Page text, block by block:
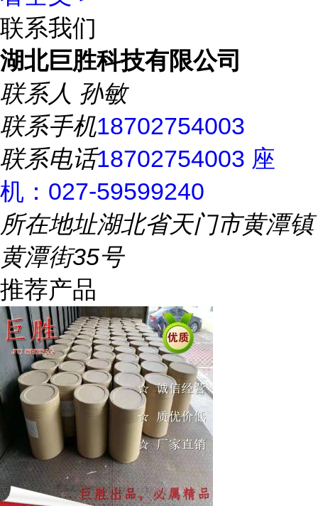
联系我们
湖北巨胜科技有限公司
联系人 孙敏
联系手机18702754003
联系电话18702754003 座
机：027-59599240
所在地址湖北省天门市黄潭镇
黄潭街35号
推荐产品